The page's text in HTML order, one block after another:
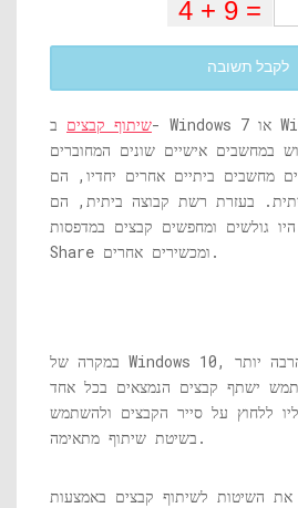
לקבל תשובה
שיתוף קבצים ב- Windows 7 או Windows 8 סיפקו את
במחשבים אישיים שונים המחוברים
מחשבים ביתיים אחרים יחדיו, הם
בעזרת רשת קבוצה ביתית, הם
היו גולשים ומחפשים קבצים במדפסות PC אחרות או
Share ומכשירים אחרים.
במקרה של Windows 10, יותר
ישתף קבצים הנמצאים בכל אחד
ללחוץ על סייר הקבצים ולהשתמש
בשיטת שיתוף מתאימה.
את השיטות לשיתוף קבצים באמצעות